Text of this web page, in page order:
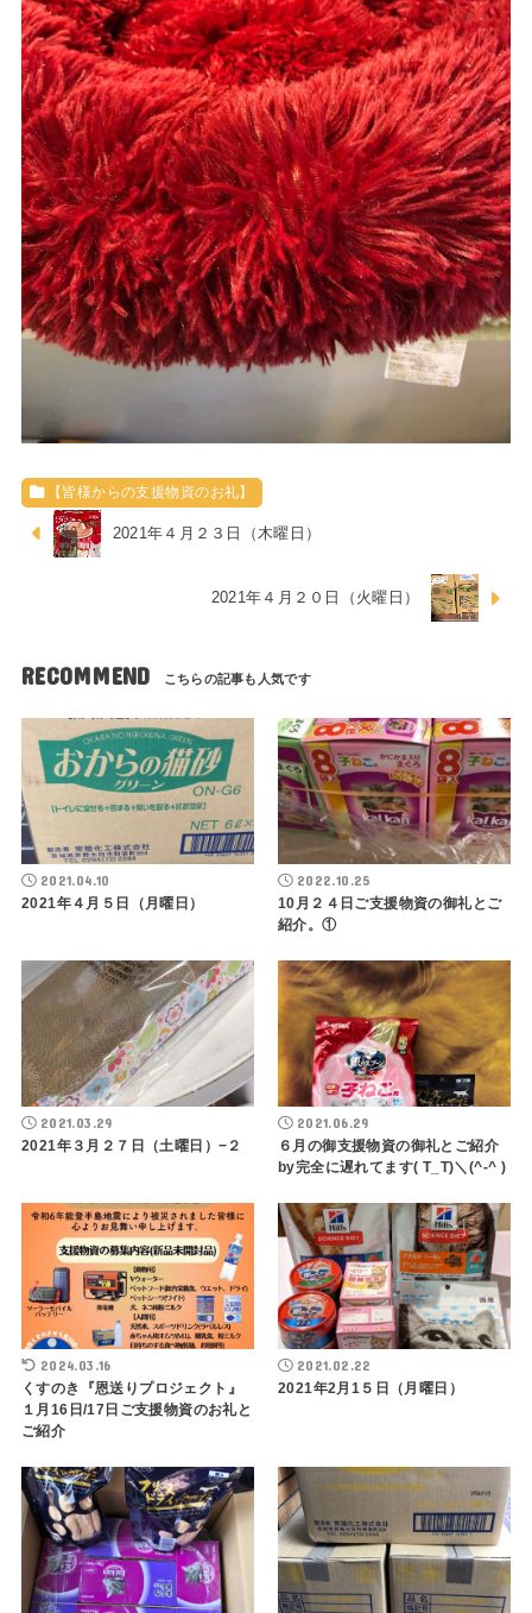
【皆様からの支援物資のお礼】
2021年４月２３日（木曜日）
2021年４月２０日（火曜日）
RECOMMEND
2021.04.10
2021年４月５日（月曜日）
2022.10.25
10月２４日ご支援物資の御礼とご
紹介。①
2021.03.29
2021年３月２７日（土曜日）−２
2021.06.29
６月の御支援物資の御礼とご紹介
by完全に遅れてます( T_T)＼(^-^ )
2024.03.16
くすのき『恩送りプロジェクト』
１月16日/17日ご支援物資のお礼と
ご紹介
2021.02.22
2021年2月1５日（月曜日）